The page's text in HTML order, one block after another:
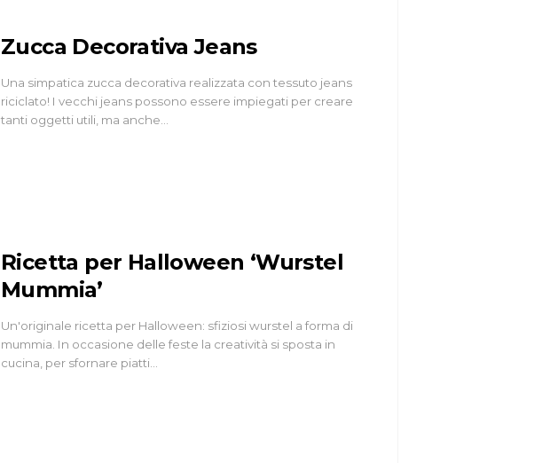
Zucca Decorativa Jeans
Una simpatica zucca decorativa realizzata con tessuto jeans
riciclato! I vecchi jeans possono essere impiegati per creare
tanti oggetti utili, ma anche…
Ricetta per Halloween ‘Wurstel
Mummia’
Un'originale ricetta per Halloween: sfiziosi wurstel a forma di
mummia. In occasione delle feste la creatività si sposta in
cucina, per sfornare piatti…